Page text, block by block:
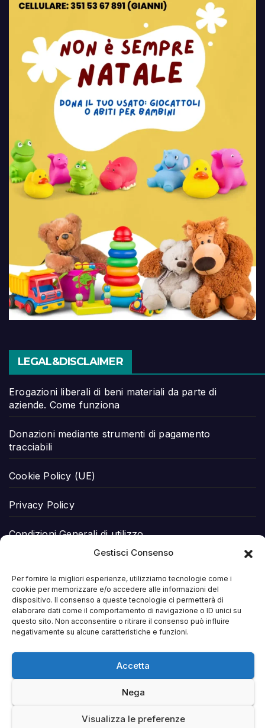
Gestisci Consenso
Per fornire le migliori esperienze, utilizziamo tecnologie come i
cookie per memorizzare e/o accedere alle informazioni del
dispositivo. Il consenso a queste tecnologie ci permetterà di
elaborare dati come il comportamento di navigazione o ID unici su
questo sito. Non acconsentire o ritirare il consenso può influire
negativamente su alcune caratteristiche e funzioni.
Accetta
Nega
Visualizza le preferenze
LEGAL&DISCLAIMER
Erogazioni liberali di beni materiali da parte di
aziende. Come funziona
Donazioni mediante strumenti di pagamento
tracciabili
Cookie Policy (UE)
Privacy Policy
Condizioni Generali di utilizzo
Perché è importante fare volontariato con
L’ALCHIMISTA APS
L'Alchimista
Associazione di